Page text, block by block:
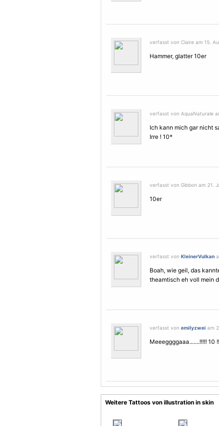
verfasst von Claire am 15.
Hammer, glatter 10er
verfasst von AquaNaturale
Ich kann mich gar nicht
Irre ! 10*
verfasst von Gibbon am 21.
10er
verfasst von KleinerVulkan
Boah, wie geil, das
theamtisch eh voll mein
verfasst von emilyzwei am
Meeeggggaaa.......!!!!! 10
Weitere Tattoos von illustration in skin